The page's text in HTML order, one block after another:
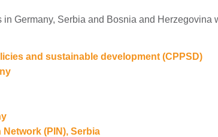
Germany, Serbia and Bosnia and Herzegovina
and sustainable development (CPPSD)
(PIN), Serbia